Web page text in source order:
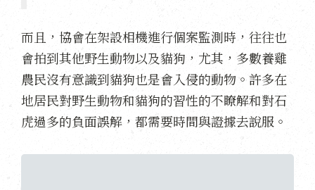
而且，協會在架設相機進行個案監測時，往往也
會拍到其他野生動物以及貓狗，尤其，多數養雞
農民沒有意識到貓狗也是會入侵的動物。許多在
地居民對野生動物和貓狗的習性的不瞭解和對石
虎過多的負面誤解，都需要時間與證據去說服。